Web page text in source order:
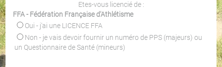
Etes-vous licencié de :
FFA - Fédération Française d'Athlétisme
Oui - j'ai une LICENCE FFA
Non - je vais devoir fournir un numéro de PPS (majeurs) ou
un Questionnaire de Santé (mineurs)